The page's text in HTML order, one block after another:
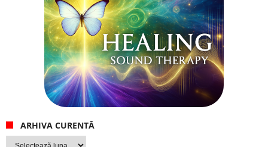
ARHIVA CURENTĂ
Arhiva